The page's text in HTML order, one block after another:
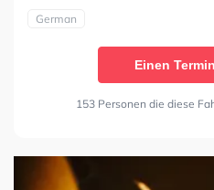
German
Einen
153 Personen die diese